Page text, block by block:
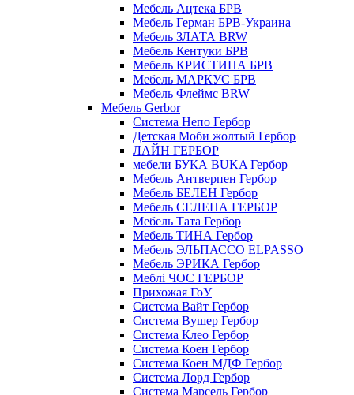
Мебель Ацтека БРВ
Мебель Герман БРВ-Украина
Мебель ЗЛАТА BRW
Мебель Кентуки БРВ
Мебель КРИСТИНА БРВ
Мебель МАРКУС БРВ
Мебель Флеймс BRW
Мебель Gerbor
Cистема Непо Гербор
Детская Моби жолтый Гербор
ЛАЙН ГЕРБОР
мебели БУКА BUKA Гербор
Мебель Антверпен Гербор
Мебель БЕЛЕН Гербор
Мебель СЕЛЕНА ГЕРБОР
Мебель Тата Гербор
Мебель ТИНА Гербор
Мебель ЭЛЬПАССО ELPASSO
Мебель ЭРИКА Гербор
Меблі ЧОС ГЕРБОР
Прихожая ГоУ
Система Вайт Гербор
Система Вушер Гербор
Система Клео Гербор
Система Коен Гербор
Система Коен МДФ Гербор
Система Лорд Гербор
Система Марсель Гербор